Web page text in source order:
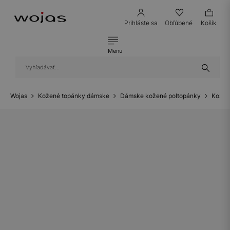
Prihláste sa Obľúbené Košík
Menu
Wojas Kožené topánky dámske Dámske kožené poltopánky